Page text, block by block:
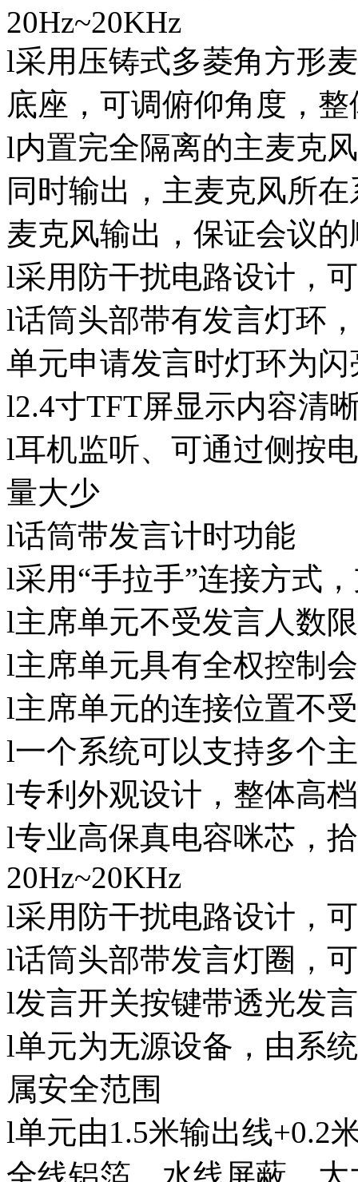
20Hz~20KHz
l采用压铸式多菱角方形
底座，可调俯仰角度，
l内置完全隔离的主麦克
同时输出，主麦克风所
麦克风输出，保证会议
l采用防干扰电路设计，
l话筒头部带有发言灯环
单元申请发言时灯环为闪
l2.4寸TFT屏显示内容清
l耳机监听、可通过侧按
量大少
l话筒带发言计时功能
l采用“手拉手”连接方式
l主席单元不受发言人数
l主席单元具有全权控制
l主席单元的连接位置不
l一个系统可以支持多个
l专利外观设计，整体高
l专业高保真电容咪芯，
20Hz~20KHz
l采用防干扰电路设计，
l话筒头部带发言灯圈，
l发言开关按键带透光发
l单元为无源设备，由系
属安全范围
l单元由1.5米输出线+0.2